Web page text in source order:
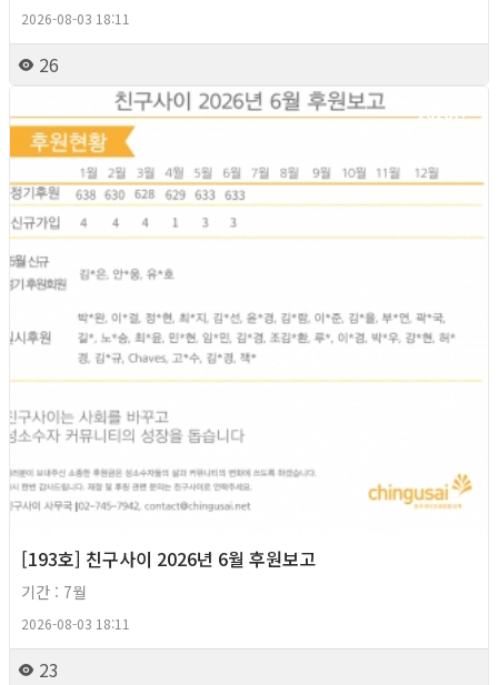
2026-08-03 18:11
26
2026년
[193호] 친구사이 2026년 6월 후원보고
기간 : 7월
2026-08-03 18:11
23